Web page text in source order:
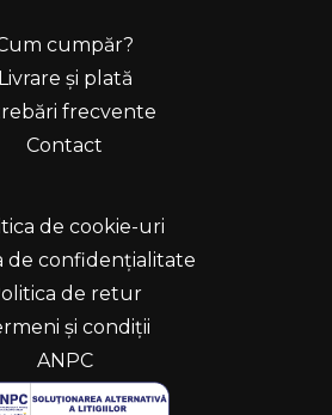
cumpăr?
Livrare și plată
frecvente
Contact
de cookie-uri
de confidențialitate
de retur
și condiții
ANPC